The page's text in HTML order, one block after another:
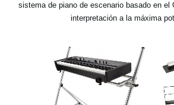
sistema de piano de escenario basado en el
interpretación a la máxima